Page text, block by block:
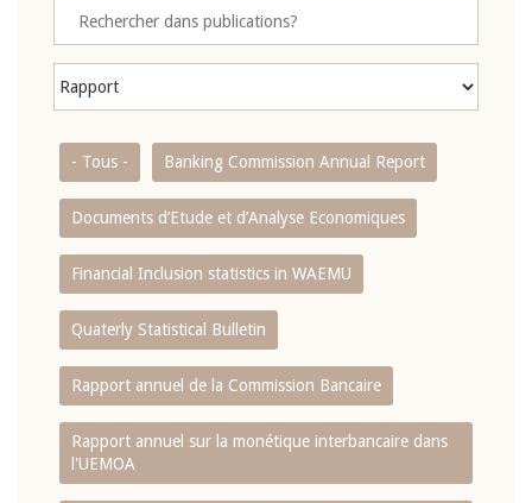
- Tous - Banking Commission Annual Report
Documents d’Etude et d’Analyse Economiques
Financial Inclusion statistics in WAEMU
Quaterly Statistical Bulletin
Rapport annuel de la Commission Bancaire
Rapport annuel sur la monétique interbancaire dans
l'UEMOA